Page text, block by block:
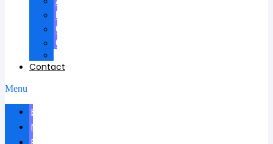
Patents
Certificates
Contracts
Contact
Menu
Biography
News